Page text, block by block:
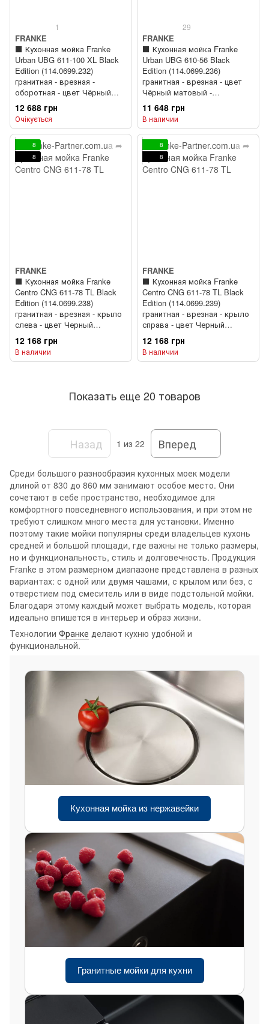
1
FRANKE
⬛️ Кухонная мойка Franke
Urban UBG 611-100 XL Black
Edition (114.0699.232)
гранитная - врезная -
оборотная - цвет Чёрный
матовый - (пластиковый
коландер в комлекте)
12 688 грн
Очікується
29
FRANKE
⬛️ Кухонная мойка Franke
Urban UBG 610-56 Black
Edition (114.0699.236)
гранитная - врезная - цвет
Чёрный матовый -
(пластиковый коландер в
комлекте)
11 648 грн
В наличии
8
8
FRANKE
⬛️ Кухонная мойка Franke
Centro CNG 611-78 TL Black
Edition (114.0699.238)
гранитная - врезная - крыло
слева - цвет Черный
матовый
12 168 грн
В наличии
8
8
FRANKE
⬛️ Кухонная мойка Franke
Centro CNG 611-78 TL Black
Edition (114.0699.239)
гранитная - врезная - крыло
справа - цвет Черный
матовый
12 168 грн
В наличии
Показать еще 20 товаров
Назад 1 из 22 Вперед
Среди большого разнообразия кухонных моек модели
длиной от 830 до 860 мм занимают особое место. Они
сочетают в себе пространство, необходимое для
комфортного повседневного использования, и при этом не
требуют слишком много места для установки. Именно
поэтому такие мойки популярны среди владельцев кухонь
средней и большой площади, где важны не только размеры,
но и функциональность, стиль и долговечность. Продукция
Franke в этом размерном диапазоне представлена в разных
вариантах: с одной или двумя чашами, с крылом или без, с
отверстием под смеситель или в виде подстольной мойки.
Благодаря этому каждый может выбрать модель, которая
идеально впишется в интерьер и образ жизни.
Технологии Франке делают кухню удобной и
функциональной.
Кухонная мойка из нержавейки
Гранитные мойки для кухни